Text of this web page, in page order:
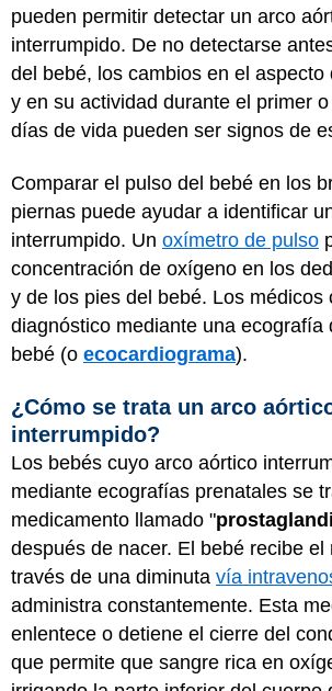
pueden permitir detectar un arco
interrumpido. De no detectarse
del bebé, los cambios en el aspecto
y en su actividad durante el primer
días de vida pueden ser signos de
Comparar el pulso del bebé en los
piernas puede ayudar a identificar
interrumpido. Un oxímetro de pulso
concentración de oxígeno en los
y de los pies del bebé. Los médicos
diagnóstico mediante una ecografía
bebé (o ecocardiograma).
¿Cómo se trata un arco
interrumpido?
Los bebés cuyo arco aórtico
mediante ecografías prenatales se
medicamento llamado "
después de nacer. El bebé recibe el
través de una diminuta vía
administra constantemente. Esta
enlentece o detiene el cierre del
que permite que sangre rica en